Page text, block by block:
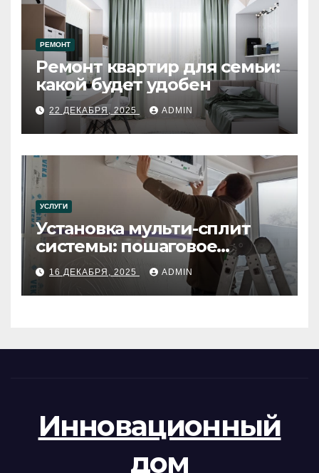
РЕМОНТ
Ремонт квартир для семьи:
какой будет удобен
22 ДЕКАБРЯ, 2025 ADMIN
УСЛУГИ
Установка мульти-сплит
системы: пошаговое
руководство
16 ДЕКАБРЯ, 2025 ADMIN
Инновационный
дом